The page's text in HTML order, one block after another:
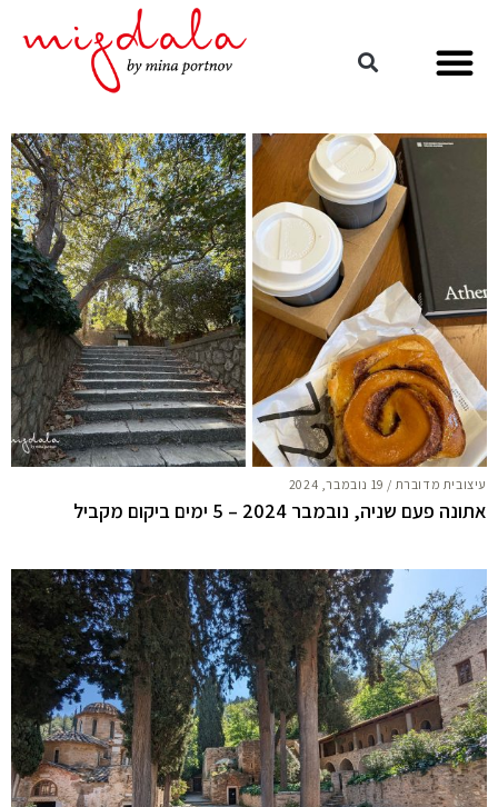
עיצובית מדוברת / 19 נובמבר, 2024
אתונה פעם שניה, נובמבר 2024 – 5 ימים ביקום מקביל